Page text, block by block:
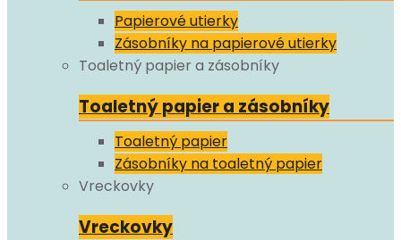
Papierové utierky
Zásobníky na papierové utierky
Toaletný papier a zásobníky
Toaletný papier a zásobníky
Toaletný papier
Zásobníky na toaletný papier
Vreckovky
Vreckovky